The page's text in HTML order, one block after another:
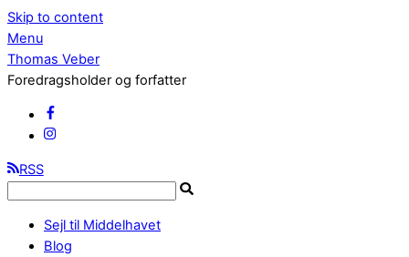
Skip to content
Menu
Thomas Veber
Foredragsholder og forfatter
RSS
Sejl til Middelhavet
Blog